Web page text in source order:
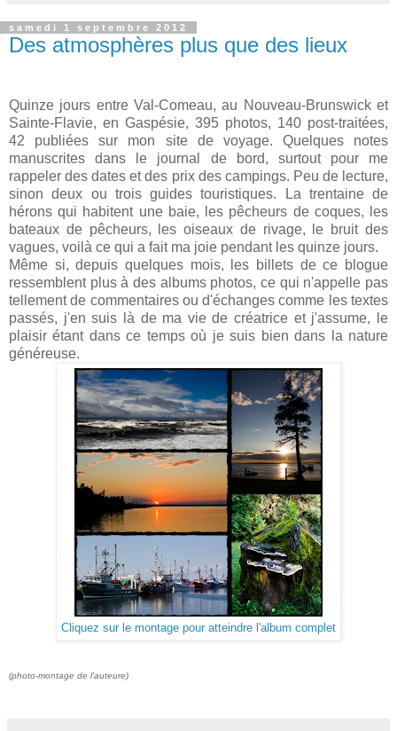
samedi 1 septembre 2012
Des atmosphères plus que des lieux
Quinze jours entre Val-Comeau, au Nouveau-Brunswick et
Sainte-Flavie, en Gaspésie, 395 photos, 140 post-traitées,
42 publiées sur mon site de voyage. Quelques notes
manuscrites dans le journal de bord, surtout pour me
rappeler des dates et des prix des campings. Peu de lecture,
sinon deux ou trois guides touristiques. La trentaine de
hérons qui habitent une baie, les pêcheurs de coques, les
bateaux de pêcheurs, les oiseaux de rivage, le bruit des
vagues, voilà ce qui a fait ma joie pendant les quinze jours.
Même si, depuis quelques mois, les billets de ce blogue
ressemblent plus à des albums photos, ce qui n'appelle pas
tellement de commentaires ou d'échanges comme les textes
passés, j'en suis là de ma vie de créatrice et j'assume, le
plaisir étant dans ce temps où je suis bien dans la nature
généreuse.
Cliquez sur le montage pour atteindre l'album complet
(photo-montage de l'auteure)